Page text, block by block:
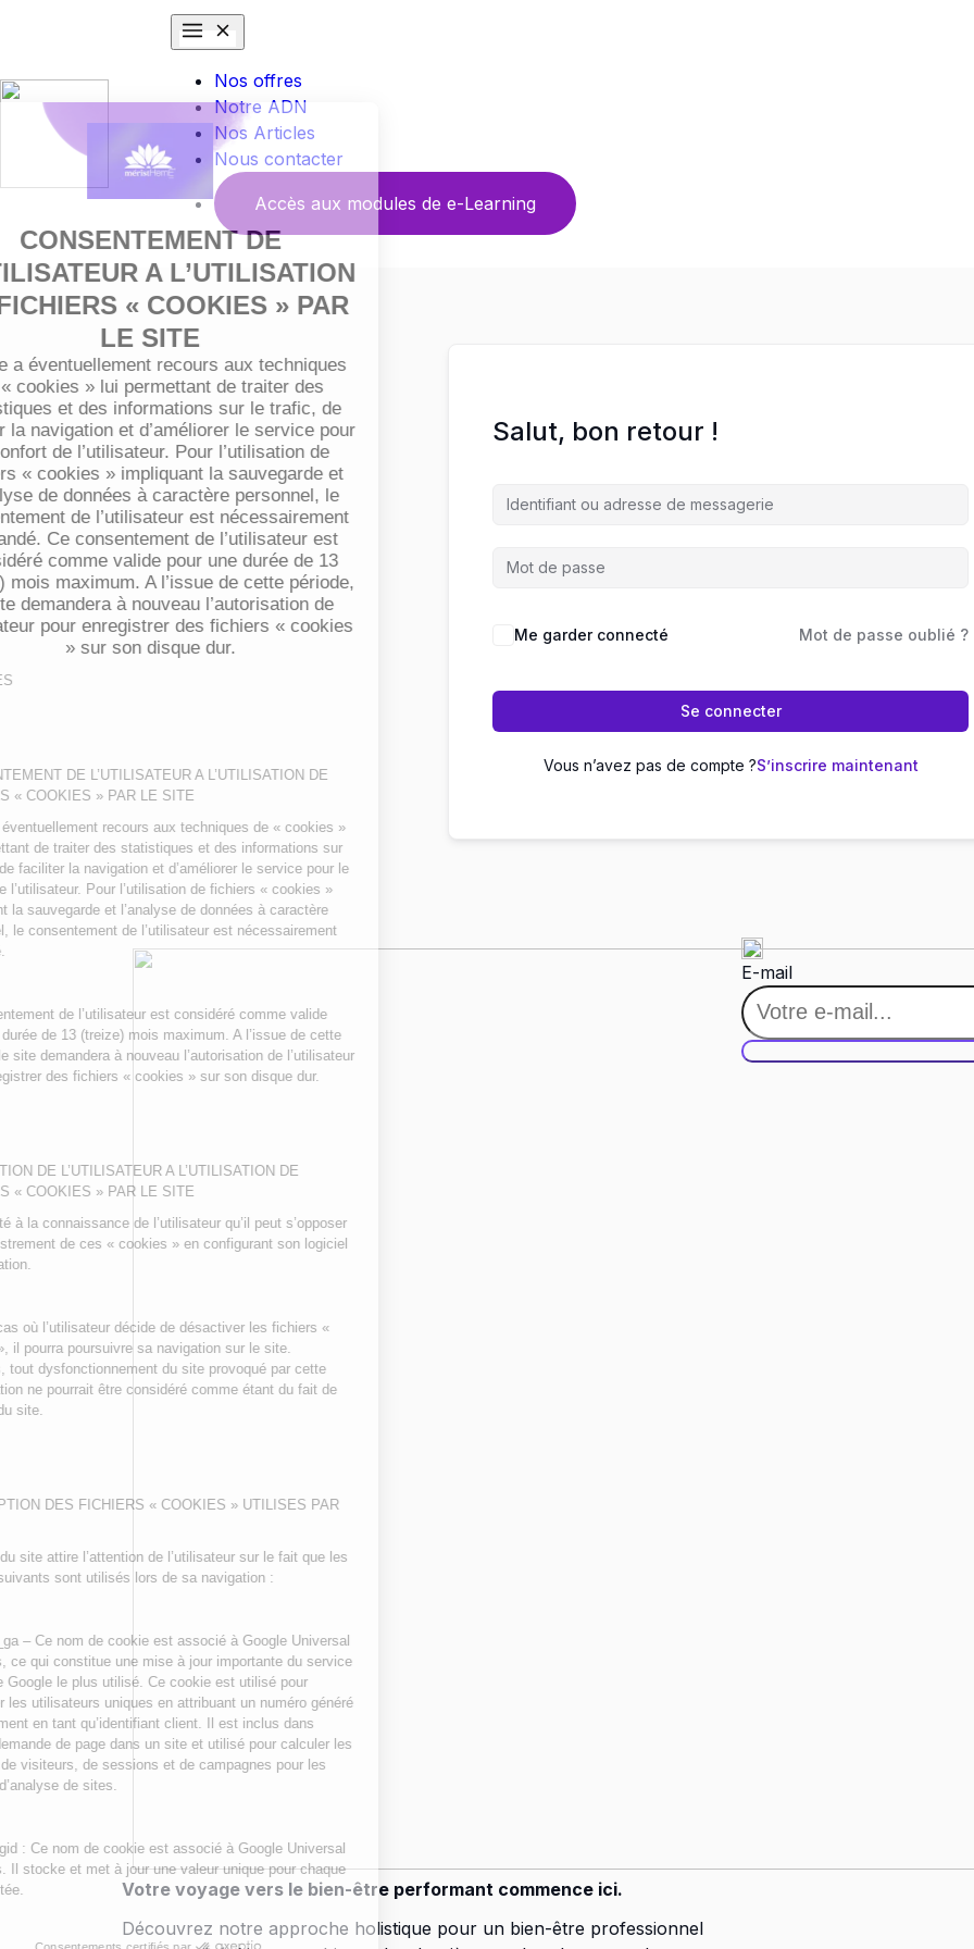
Nos offres
Notre ADN
Nos Articles
Nous contacter
Accès aux modules de e-Learning
Salut, bon retour !
Me garder connecté Mot de passe oublié ?
Se connecter
Vous n’avez pas de compte ?S’inscrire maintenant
Votre voyage vers le bien-être performant commence ici.
Découvrez notre approche holistique pour un bien-être professionnel
E-mail